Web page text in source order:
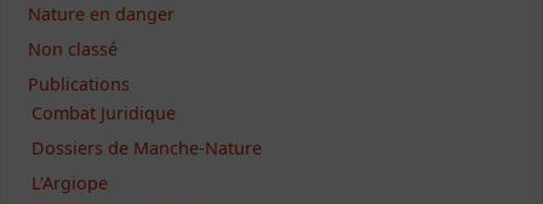
Nature en danger
Non classé
Publications
Combat Juridique
Dossiers de Manche-Nature
L'Argiope